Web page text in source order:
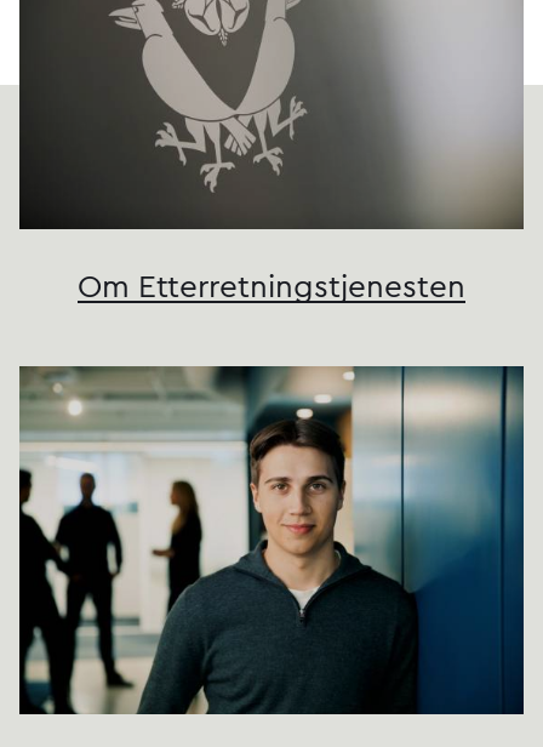
Om Etterretnings­tjenesten